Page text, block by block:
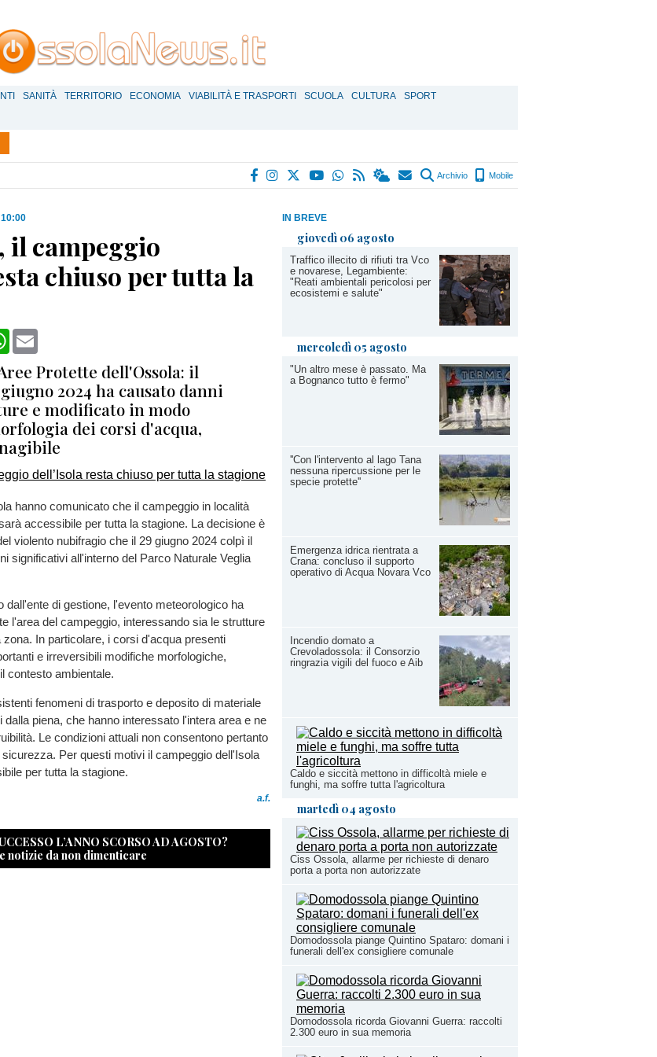
SANITÀ TERRITORIO ECONOMIA VIABILITÀ E TRASPORTI SCUOLA CULTURA
SPORT
Archivio Mobile
IN BREVE
giovedì 06 agosto
Traffico illecito di rifiuti tra Vco
e novarese, Legambiente:
"Reati ambientali pericolosi per
ecosistemi e salute"
mercoledì 05 agosto
"Un altro mese è passato. Ma
a Bognanco tutto è fermo"
''Con l'intervento al lago Tana
nessuna ripercussione per le
specie protette''
Emergenza idrica rientrata a
Crana: concluso il supporto
operativo di Acqua Novara Vco
Incendio domato a
Crevoladossola: il Consorzio
ringrazia vigili del fuoco e Aib
Caldo e siccità mettono in difficoltà miele e
funghi, ma soffre tutta l'agricoltura
martedì 04 agosto
Ciss Ossola, allarme per richieste di denaro
porta a porta non autorizzate
Domodossola piange Quintino Spataro: domani i
funerali dell'ex consigliere comunale
Domodossola ricorda Giovanni Guerra: raccolti
2.300 euro in sua memoria
il campeggio
chiuso per tutta la
WhatsApp
Protette dell'Ossola: il
2024 ha causato danni
e modificato in modo
dei corsi d'acqua,
hanno comunicato che il campeggio in località
accessibile per tutta la stagione. La decisione è
violento nubifragio che il 29 giugno 2024 colpì il
significativi all'interno del Parco Naturale Veglia
dall'ente di gestione, l'evento meteorologico ha
l'area del campeggio, interessando sia le strutture
In particolare, i corsi d'acqua presenti
e irreversibili modifiche morfologiche,
contesto ambientale.
fenomeni di trasporto e deposito di materiale
piena, che hanno interessato l'intera area e ne
Le condizioni attuali non consentono pertanto
Per questi motivi il campeggio dell'Isola
per tutta la stagione.
a.f.
L’ANNO SCORSO AD AGOSTO?
notizie da non dimenticare